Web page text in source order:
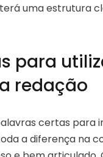
uma estrutura
para
redação
certas para
a diferença na